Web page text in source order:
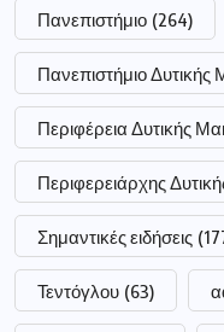
Πανεπιστήμιο (264)
Πανεπιστήμιο Δυτικής
Περιφέρεια Δυτικής
Περιφερειάρχης
Σημαντικές ειδήσεις
Τεντόγλου (63)